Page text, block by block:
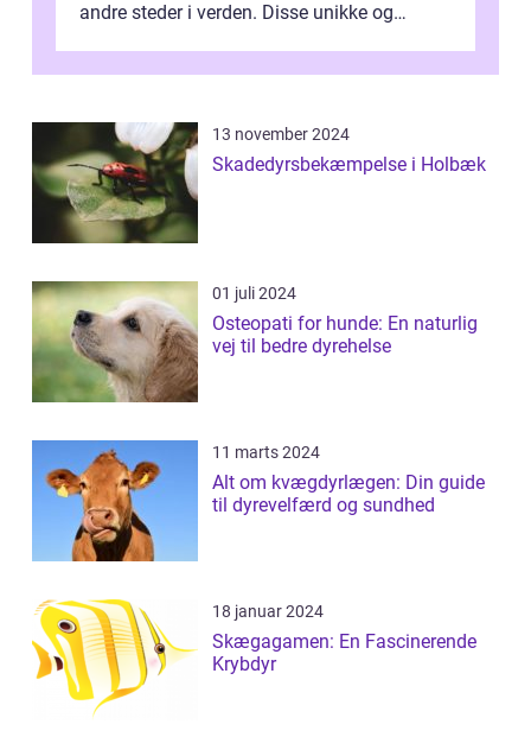
andre steder i verden. Disse unikke og
13 november 2024
Skadedyrsbekæmpelse i Holbæk
01 juli 2024
Osteopati for hunde: En naturlig
vej til bedre dyrehelse
11 marts 2024
Alt om kvægdyrlægen: Din guide
til dyrevelfærd og sundhed
18 januar 2024
Skægagamen: En Fascinerende
Krybdyr